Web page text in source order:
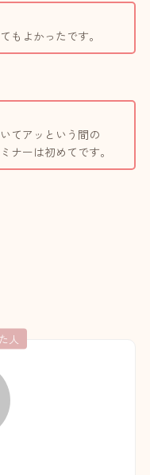
もよかったです。
てアッという間の
ナーは初めてです。
人